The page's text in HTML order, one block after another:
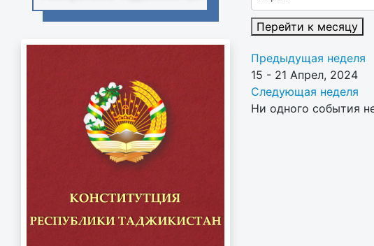
Перейти к месяцу
Предыдущая неделя
15 - 21 Апрел, 2024
Следующая неделя
Ни одного события